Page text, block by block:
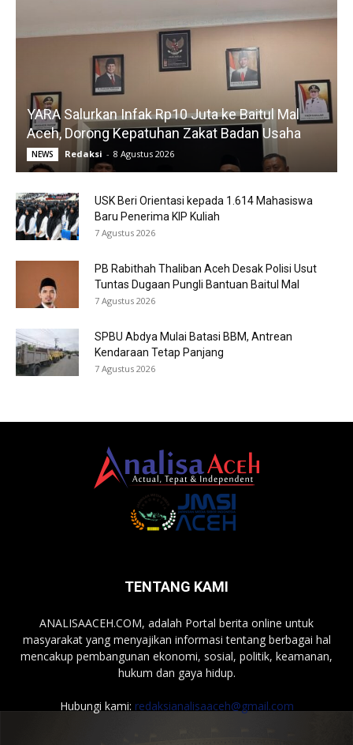
YARA Salurkan Infak Rp10 Juta ke Baitul Mal
Aceh, Dorong Kepatuhan Zakat Badan Usaha
NEWS Redaksi - 8 Agustus 2026
USK Beri Orientasi kepada 1.614 Mahasiswa
Baru Penerima KIP Kuliah
7 Agustus 2026
PB Rabithah Thaliban Aceh Desak Polisi Usut
Tuntas Dugaan Pungli Bantuan Baitul Mal
7 Agustus 2026
SPBU Abdya Mulai Batasi BBM, Antrean
Kendaraan Tetap Panjang
7 Agustus 2026
TENTANG KAMI
ANALISAACEH.COM, adalah Portal berita online untuk
masyarakat yang menyajikan informasi tentang berbagai hal
mencakup pembangunan ekonomi, sosial, politik, keamanan,
hukum dan gaya hidup.
Hubungi kami: redaksianalisaaceh@gmail.com